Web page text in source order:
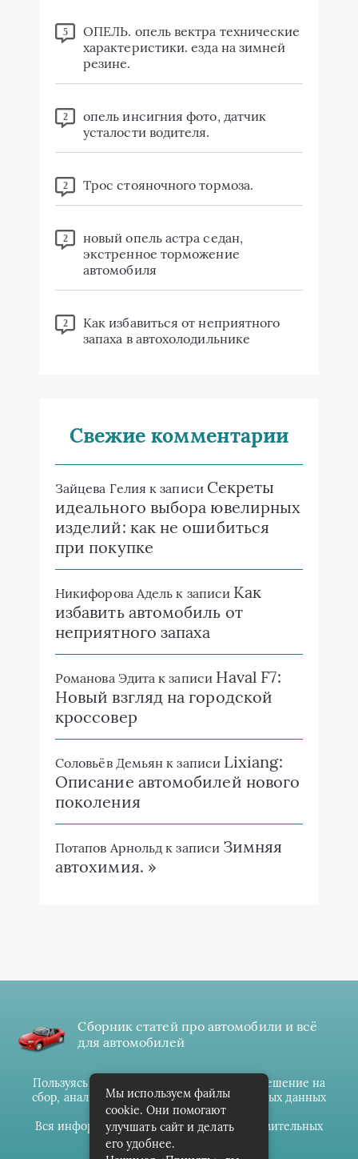
5
ОПЕЛЬ. опель вектра технические
характеристики. езда на зимней
резине.
2
опель инсигния фото, датчик
усталости водителя.
2 Трос стояночного тормоза.
2
новый опель астра седан,
экстренное торможение
автомобиля
2
Как избавиться от неприятного
запаха в автохолодильнике
Свежие комментарии
Зайцева Гелия к записи Секреты
идеального выбора ювелирных
изделий: как не ошибиться
при покупке
Никифорова Адель к записи Как
избавить автомобиль от
неприятного запаха
Романова Эдита к записи Haval F7:
Новый взгляд на городской
кроссовер
Соловьёв Демьян к записи Lixiang:
Описание автомобилей нового
поколения
Потапов Арнольд к записи Зимняя
автохимия. »
Сборник статей про автомобили и всё
для автомобилей
Пользуясь данным ресурсом вы даёте разрешение на
сбор, анализ и хранение своих персональных данных
согласноПравилам
Вся информация предоставлена в ознакомительных
целях.
Мы используем файлы
cookie. Они помогают
улучшать сайт и делать
его удобнее.